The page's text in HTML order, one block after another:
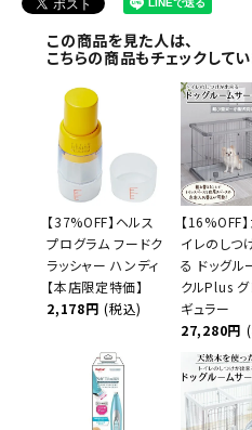
この商品を見た人は、
こちらの商品もチェックしてい
【37%OFF】ヘルス
プログラム フードク
ラッシャー ハンディ
【本店限定特価】
2,178円 (税込)
【16%OFF
イレのしつ
る ドッグル
クルPlus
ギュラー
27,280円